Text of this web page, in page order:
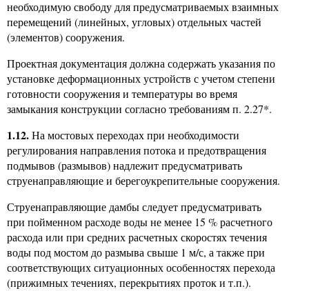
необходимую свободу для предусматриваемых взаимных
перемещений (линейных, угловых) отдельных частей
(элементов) сооружения.
Проектная документация должна содержать указания по
установке деформационных устройств с учетом степени
готовности сооружения и температуры во время
замыкания конструкции согласно требованиям п. 2.27*.
1.12.На мостовых переходах при необходимости
регулирования направления потока и предотвращения
подмывов (размывов) надлежит предусматривать
струенаправляющие и берегоукрепительные сооружения.
Струенаправляющие дамбы следует предусматривать
при пойменном расходе воды не менее 15 % расчетного
расхода или при средних расчетных скоростях течения
воды под мостом до размыва свыше 1 м/с, а также при
соответствующих ситуационных особенностях перехода
(прижимных течениях, перекрытиях проток и т.п.).